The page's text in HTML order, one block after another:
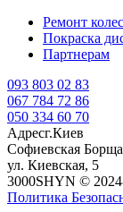
Ремонт колес
Покраска
Партнерам
093 803 02 83
067 784 72 86
050 334 60 70
Адресг.Киев
Софиевская
ул. Киевская, 5
3000SHYN ©
Политика